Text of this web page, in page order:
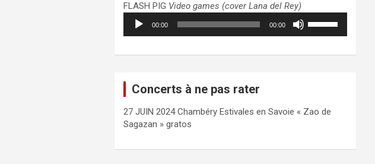
volume.
pour
augmenter
ou
FLASH PIG Video games (cover Lana del Rey)
Lecteur
audio
00:00 00:00
haut/bas
le
Concerts à ne pas rater
27 JUIN 2024 Chambéry Estivales en Savoie « Zao de
Sagazan » gratos